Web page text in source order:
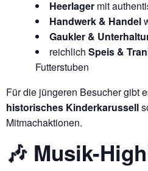
Heerlager mit
Handwerk & Handel
Gaukler &
reichlich Speis &
Futterstuben
Für die jüngeren Besucher gibt
historisches Kinderkarussell
Mitmachaktionen.
🎶 Musik-